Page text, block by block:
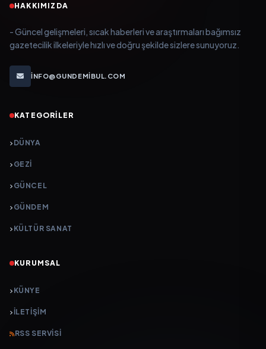
HAKKIMIZDA
- Güncel gelişmeleri, sıcak haberleri ve araştırmaları bağımsız
gazetecilik ilkeleriyle hızlı ve doğru şekilde sizlere sunuyoruz.
INFO@GUNDEMIBUL.COM
KATEGORILER
DÜNYA
GEZI
GÜNCEL
GÜNDEM
KÜLTÜR SANAT
KURUMSAL
KÜNYE
İLETIŞIM
RSS SERVISI